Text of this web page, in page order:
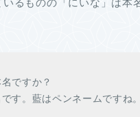
ですか？
す。藍はペンネームですね。